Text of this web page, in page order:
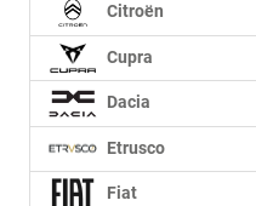
Citroën
Cupra
Dacia
Etrusco
Fiat